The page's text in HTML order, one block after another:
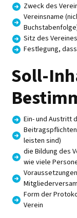
Zweck des
Vereinsname
Sitz des
Festlegung,
Soll-
Ein- und Austritt
leisten sind)
die Bildung des
wie viele
Form der
Verein